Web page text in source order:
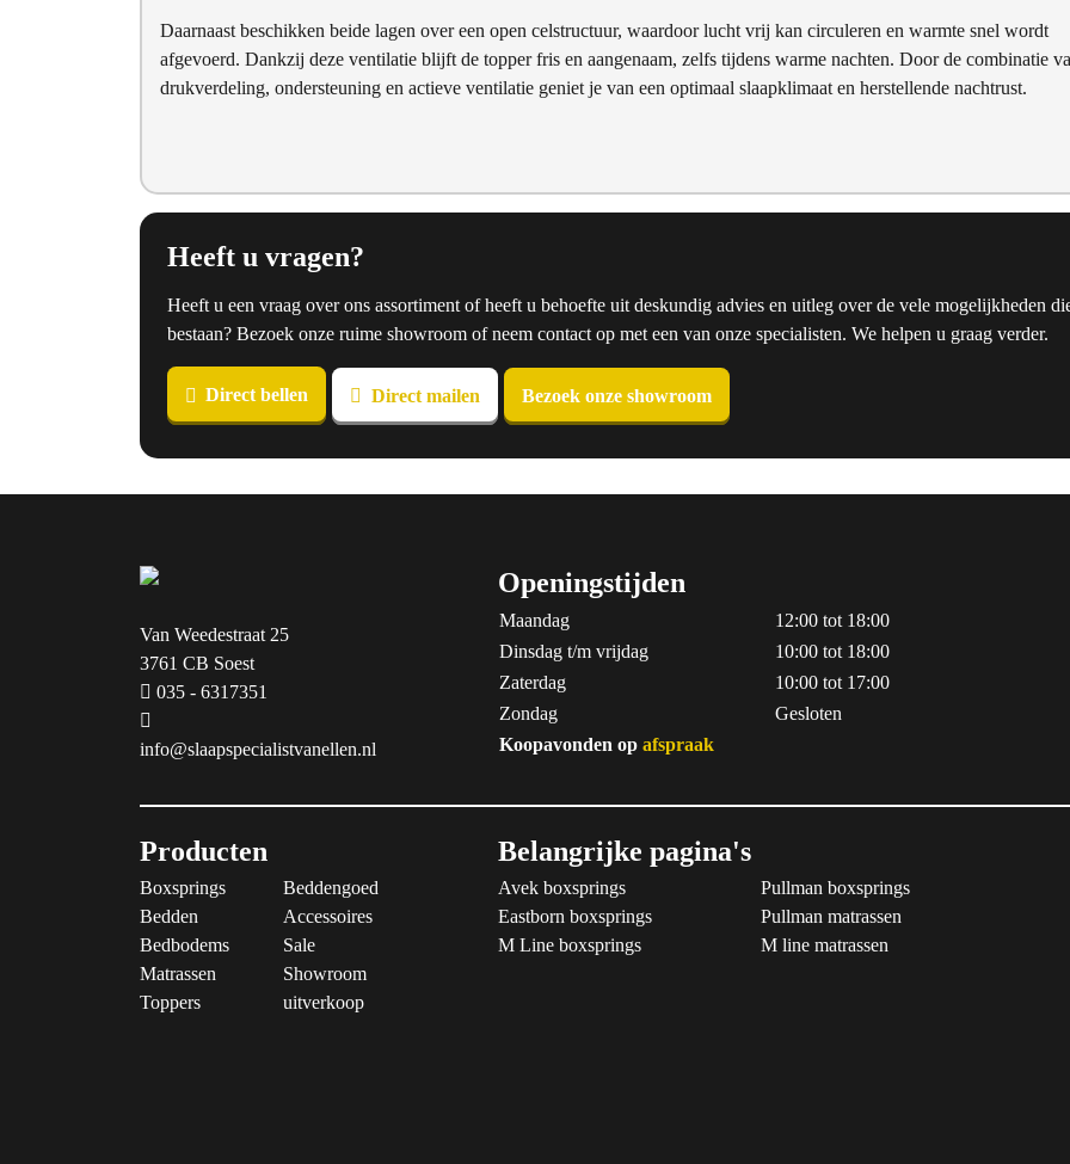
Daarnaast beschikken beide lagen over een open celstructuur, waardoor lucht vrij kan circuleren en warmte snel wordt
afgevoerd. Dankzij deze ventilatie blijft de topper fris en aangenaam, zelfs tijdens warme nachten. Door de combinatie
drukverdeling, ondersteuning en actieve ventilatie geniet je van een optimaal slaapklimaat en herstellende nachtrust.
Heeft u vragen?
Heeft u een vraag over ons assortiment of heeft u behoefte uit deskundig advies en uitleg over de vele mogelijkheden
bestaan? Bezoek onze ruime showroom of neem contact op met een van onze specialisten. We helpen u graag verder.
Direct bellen Direct mailen Bezoek onze showroom
Van Weedestraat 25
3761 CB Soest
035 - 6317351
info@slaapspecialistvanellen.nl
Openingstijden
Maandag
12:00 tot 18:00
Dinsdag t/m vrijdag
10:00 tot 18:00
Zaterdag
10:00 tot 17:00
Zondag
Gesloten
Koopavonden op afspraak
Producten
Boxsprings
Bedden
Bedbodems
Matrassen
Toppers
Beddengoed
Accessoires
Sale
Showroom
uitverkoop
Belangrijke pagina's
Avek boxsprings
Eastborn boxsprings
M Line boxsprings
Pullman boxsprings
Pullman matrassen
M line matrassen